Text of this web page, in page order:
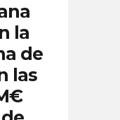
la
de
las